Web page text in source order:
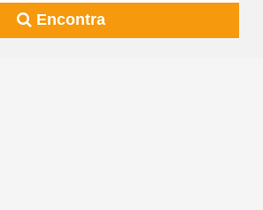
Encontra